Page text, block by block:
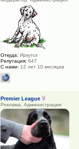
Откуда: Иркутск
Репутация: 647
С нами: 12 лет 10 месяцев
Premier League
Реклама, Администрация